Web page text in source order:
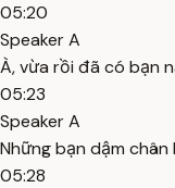
05:20
Speaker A
À, vừa rồi đã có bạn
05:23
Speaker A
Những bạn dậm
05:28